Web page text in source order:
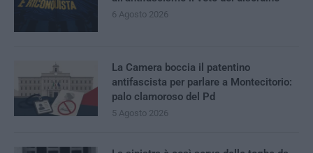
6 Agosto 2026
La Camera boccia il patentino
antifascista per parlare a Montecitorio:
palo clamoroso del Pd
5 Agosto 2026